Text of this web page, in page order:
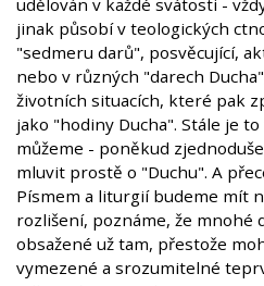
jinak působí v teologických
"sedmeru darů", posvěcující,
nebo v různých "darech
životních situacích, které pak
jako "hodiny Ducha". Stále je
můžeme - poněkud
mluvit prostě o "Duchu". A
Písmem a liturgií budeme mít
rozlišení, poznáme, že mnohé
obsažené už tam, přestože
vymezené a srozumitelné